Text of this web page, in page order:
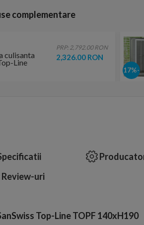
complementare
-17%
culisanta
Line
cm
PRP: 2,792.00 RON
2,326.00 RON
Review-uri
Top-Line TOPF 140xH190